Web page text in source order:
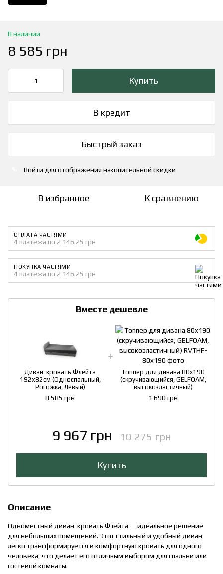
В наличии
8 585 грн
Купить
В кредит
Быстрый заказ
Войти для отображения накопительной скидки
В избранное К сравнению
ОПЛАТА ЧАСТЯМИ
4 платежа по 2 146.25 грн
ПОКУПКА ЧАСТЯМИ
4 платежа по 2 146.25 грн
Вместе дешевле
Диван-кровать Флейта
192х82см (Односпальный,
Рогожка, Левый)
8 585 грн
Топпер для дивана 80x190
(скручивающийся, GELFOAM,
высокоэластичный)
1 690 грн
9 967 грн 10 275 грн
Купить
Описание
Одноместный диван-кровать Флейта — идеальное решение
для небольших помещений. Этот стильный и удобный диван
легко трансформируется в комфортную кровать для одного
человека, что делает его отличным выбором для спальни или
гостевой комнаты.